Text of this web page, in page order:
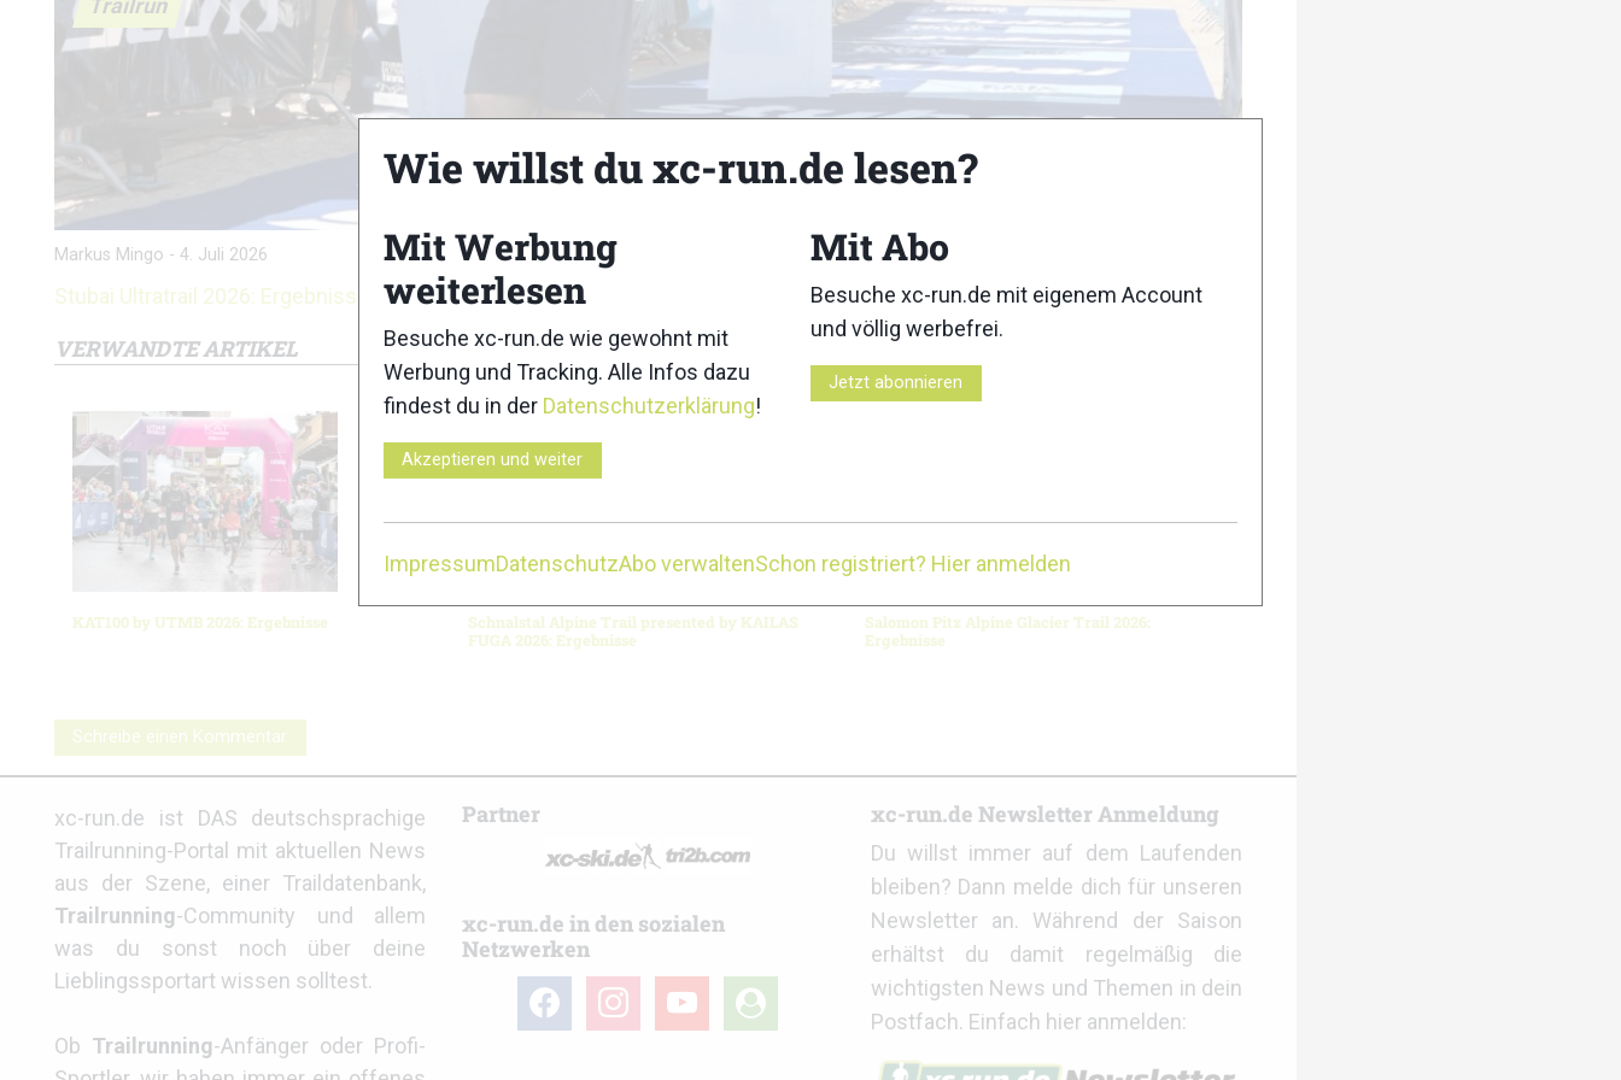
Markus Mingo - 4. Juli 2026
Stubai Ultratrail 2026: Ergebnisse
VERWANDTE ARTIKEL
KAT100 by UTMB 2026: Ergebnisse
Schnalstal Alpine Trail presented by KAILAS
FUGA 2026: Ergebnisse
Salomon Pitz Alpine Glacier Trail 2026:
Ergebnisse
Schreibe einen Kommentar
xc-run.de ist DAS deutschsprachige
Trailrunning-Portal mit aktuellen News
aus der Szene, einer Traildatenbank,
Trailrunning-Community und allem
was du sonst noch über deine
Lieblingssportart wissen solltest.
Ob Trailrunning-Anfänger oder Profi-
Partner
xc-run.de in den sozialen
Netzwerken
facebookinstagramyoutube
user-
circle
xc-run.de Newsletter Anmeldung
Du willst immer auf dem Laufenden
bleiben? Dann melde dich für unseren
Newsletter an. Während der Saison
erhältst du damit regelmäßig die
wichtigsten News und Themen in dein
Postfach. Einfach hier anmelden:
Wie willst du xc-run.de lesen?
Mit Werbung
weiterlesen
Besuche xc-run.de wie gewohnt mit
Werbung und Tracking. Alle Infos dazu
findest du in der Datenschutzerklärung!
Akzeptieren und weiter
Mit Abo
Besuche xc-run.de mit eigenem Account
und völlig werbefrei.
Jetzt abonnieren
ImpressumDatenschutzAbo verwaltenSchon registriert? Hier anmelden